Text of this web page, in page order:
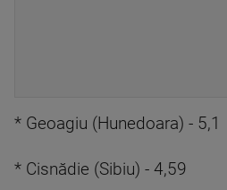
* Geoagiu (Hunedoara) - 5,1
* Cisnădie (Sibiu) - 4,59